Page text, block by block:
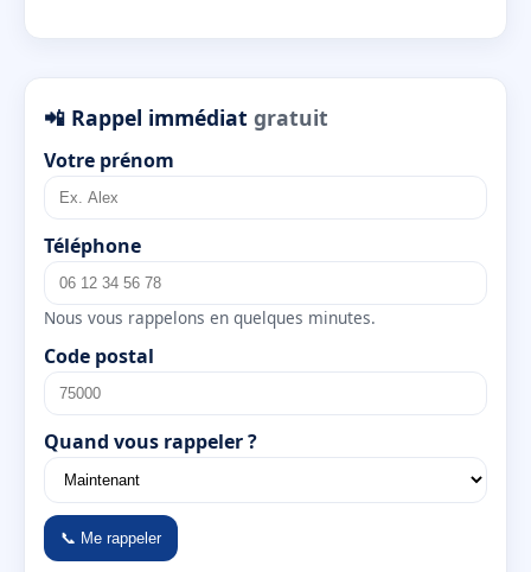
📲 Rappel immédiat gratuit
Votre prénom
Téléphone
Nous vous rappelons en quelques minutes.
Code postal
Quand vous rappeler ?
📞 Me rappeler